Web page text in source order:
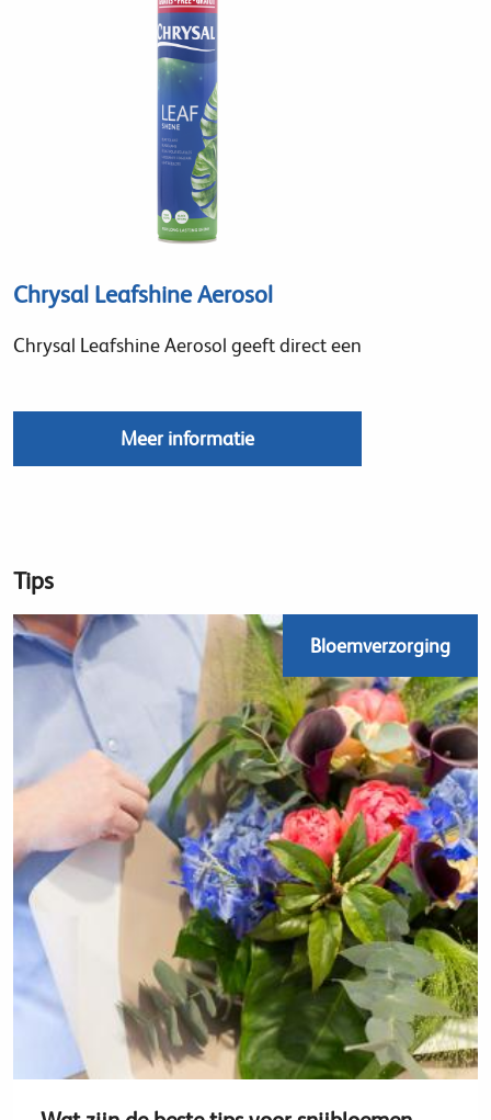
Chrysal Leafshine Aerosol
Chrysal Leafshine Aerosol geeft direct een
Meer informatie
Tips
Bloemverzorging